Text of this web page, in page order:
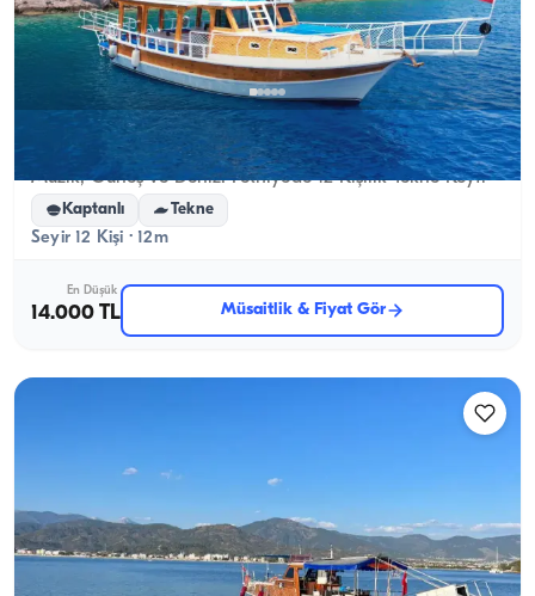
Yeni tekne
Müzik, Güneş ve Deniz: Fethiye’de 12 Kişilik Tekne Keyfi
Kaptanlı Tekne
Seyir 12 Kişi · 12m
En Düşük
14.000 TL Müsaitlik & Fiyat Gör